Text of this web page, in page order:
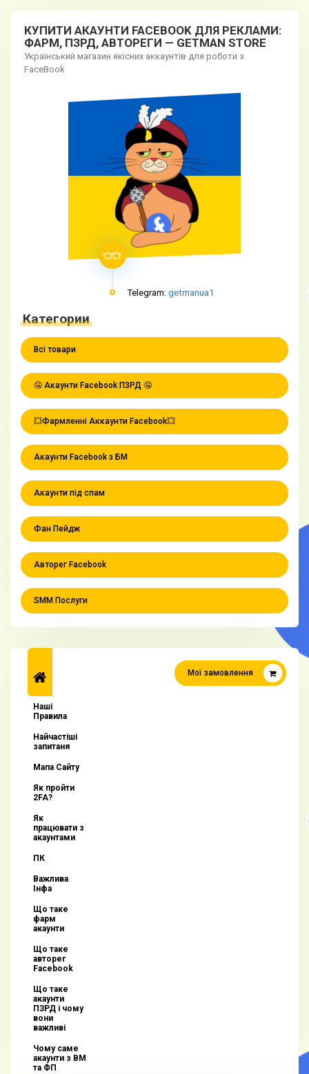
КУПИТИ АКАУНТИ FACEBOOK ДЛЯ РЕКЛАМИ:
ФАРМ, ПЗРД, АВТОРЕГИ — GETMAN STORE
Український магазин якісних аккаунтів для роботи з
FaceBook
Telegram: getmanua1
Категории
Всі товари
🤤 Акаунти Facebook ПЗРД 🤤
💥Фармленні Аккаунти Facebook💥
Акаунти Facebook з БМ
Акаунти під спам
Фан Пейдж
Авторег Facebook
SMM Послуги
Наші
Правила
Найчастіші
запитаня
Мапа Сайту
Як пройти
2FA?
Як
працювати з
акаунтами
ПК
Важлива
Інфа
Що таке
фарм
акаунти
Що таке
авторег
Facebook
Що таке
акаунти
ПЗРД і чому
вони
важливі
Чому саме
акаунти з BM
та ФП
Мої замовлення